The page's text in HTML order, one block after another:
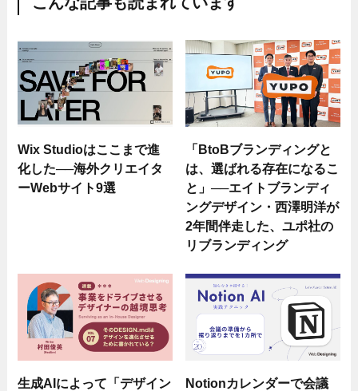
Wix Studioはここまで進
化した──海外クリエイタ
ーWebサイト9選
「BtoBブランディングと
は、選ばれる存在になるこ
と」──エイトブランディ
ングデザイン・西澤明洋が
2年間伴走した、ユポ社の
リブランディング
生成AIによって「デザイン
Notionカレンダーで会議